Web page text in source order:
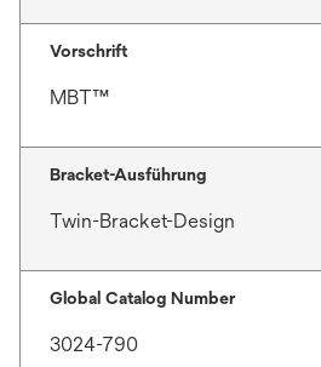
Vorschrift
MBT™
Bracket-Ausführung
Twin-Bracket-Design
Global Catalog Number
3024-790